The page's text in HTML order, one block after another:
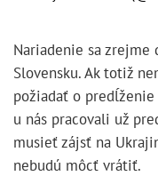
Nariadenie sa zrejme
Slovensku.Ak totiž
požiadať o
u nás pracovali už
musieť zájsť na
nebudú môcť vrátiť.